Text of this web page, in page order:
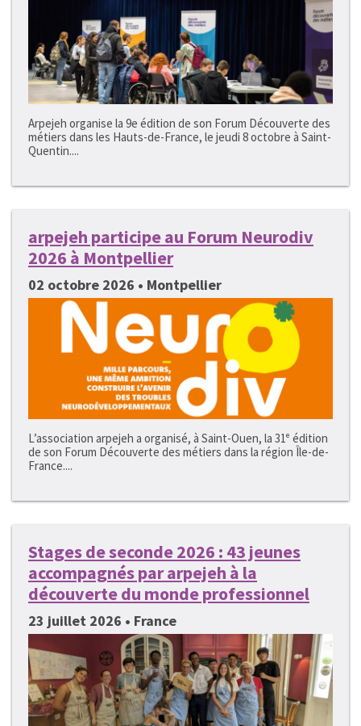
Arpejeh organise la 9e édition de son Forum Découverte des
métiers dans les Hauts-de-France, le jeudi 8 octobre à Saint-
Quentin....
arpejeh participe au Forum Neurodiv
2026 à Montpellier
02 octobre 2026 • Montpellier
L’association arpejeh a organisé, à Saint-Ouen, la 31ᵉ édition
de son Forum Découverte des métiers dans la région Île-de-
France....
Stages de seconde 2026 : 43 jeunes
accompagnés par arpejeh à la
découverte du monde professionnel
23 juillet 2026 • France